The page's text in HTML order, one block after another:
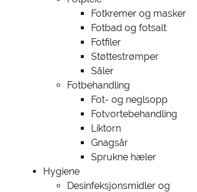
Fotkremer og masker
Fotbad og fotsalt
Fotfiler
Støttestrømper
Såler
Fotbehandling
Fot- og neglsopp
Fotvortebehandling
Liktorn
Gnagsår
Sprukne hæler
Hygiene
Desinfeksjonsmidler og